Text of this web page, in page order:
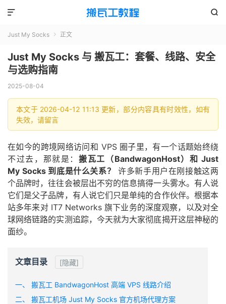


Just My Socks  正文
Just My Socks 与 搬瓦工：套餐、线路、安全
与选购指南
2025-08-04
本文于 2026-04-12 11:13 更新，部分内容具有时效性，如有
失效，请留言
在如今的跨境网络访问和 VPS 圈子里，有一个话题始终绕
不过去，那就是： 搬瓦工（BandwagonHost）和 Just
My Socks 到底是什么关系？
许多新手用户在刚接触这两
个品牌时，往往会被层出不穷的信息搞得一头雾水。有人说
它们是父子品牌，有人说它们只是单纯的合作伙伴。根据本
站多年来对 IT7 Networks 旗下业务的深度观察，以及对全
球网络链路的实测追踪，今天就为大家彻底揭开这层神秘的
面纱。
文章目录 [隐藏]
一、 搬瓦工 BandwagonHost 高端 VPS 线路介绍
二、 搬瓦工机场 Just My Socks 官方机场代理方案